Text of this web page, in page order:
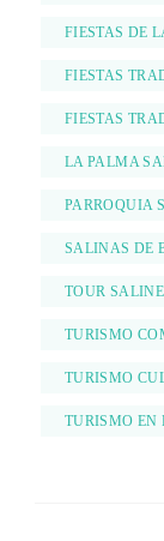
FIESTAS DE
FIESTAS
FIESTAS
LA PALMA
PARROQUIA
SALINAS DE
TOUR
TURISMO
TURISMO
TURISMO EN